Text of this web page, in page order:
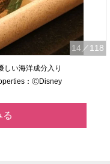
14 ／118
しい海洋成分入り
：ⒸDisney
る